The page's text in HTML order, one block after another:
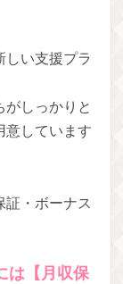
しい支援プラ
がしっかりと
意しています
証・ボーナス
は【月収保